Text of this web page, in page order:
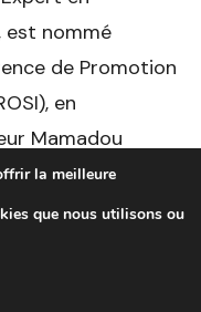
est nommé
de Promotion
en
Mamadou
l’Innovation
la meilleure
que nous utilisons ou